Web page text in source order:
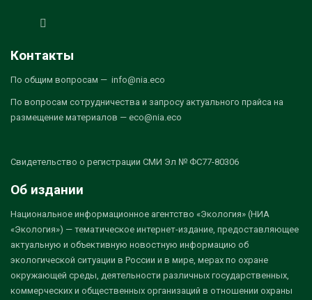
Контакты
По общим вопросам — info@nia.eco
По вопросам сотрудничества и запросу актуального прайса на
размещение материалов — eco@nia.eco
Свидетельство о регистрации СМИ Эл № ФС77-80306
Об издании
Национальное информационное агентство «Экология» (НИА
«Экология») — тематическое интернет-издание, предоставляющее
актуальную и объективную новостную информацию об
экологической ситуации в России и в мире, мерах по охране
окружающей среды, деятельности различных государственных,
коммерческих и общественных организаций в отношении охраны